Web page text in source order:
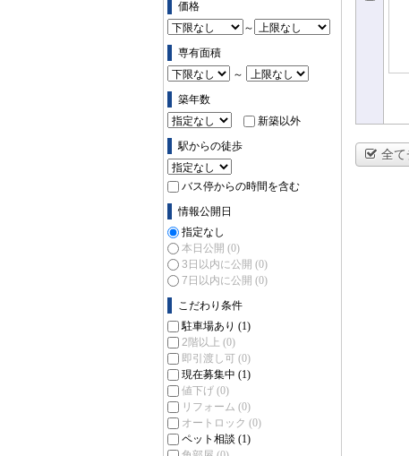
価格
～
専有面積
～
築年数
新築以外
駅からの徒歩
バス停からの時間を含む
情報公開日
指定なし
本日公開 (0)
3日以内に公開 (0)
7日以内に公開 (0)
こだわり条件
駐車場あり (1)
2階以上 (0)
即引渡し可 (0)
現在募集中 (1)
値下げ (0)
リフォーム (0)
オートロック (0)
ペット相談 (1)
全て